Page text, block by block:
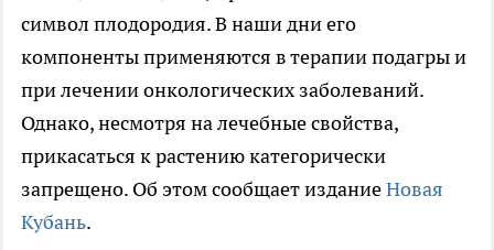
символ плодородия. В наши дни его
компоненты применяются в терапии подагры и
при лечении онкологических заболеваний.
Однако, несмотря на лечебные свойства,
прикасаться к растению категорически
запрещено. Об этом сообщает изданиеНовая
Кубань.